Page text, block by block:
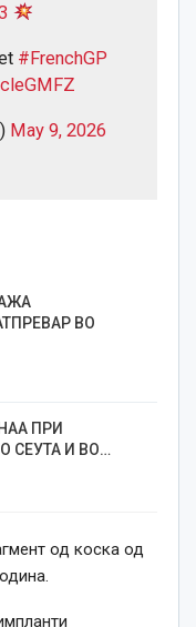
#FrenchGP
May 9, 2026
ВО
ПРИ
СЕУТА И ВО…
од коска од